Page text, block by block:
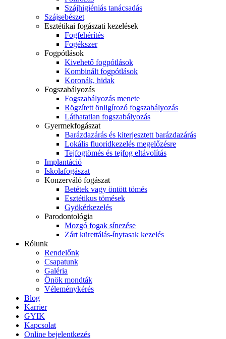
Szájhigiéniás tanácsadás
Szájsebészet
Esztétikai fogászati kezelések
Fogfehérítés
Fogékszer
Fogpótlások
Kivehető fogpótlások
Kombinált fogpótlások
Koronák, hidak
Fogszabályozás
Fogszabályozás menete
Rögzített önligírozó fogszabályozás
Láthatatlan fogszabályozás
Gyermekfogászat
Barázdazárás és kiterjesztett barázdazárás
Lokális fluoridkezelés megelőzésre
Tejfogtömés és tejfog eltávolítás
Implantáció
Iskolafogászat
Konzerváló fogászat
Betétek vagy öntött tömés
Esztétikus tömések
Gyökérkezelés
Parodontológia
Mozgó fogak sínezése
Zárt kürettálás-ínytasak kezelés
Rólunk
Rendelőnk
Csapatunk
Galéria
Önök mondták
Véleménykérés
Blog
Karrier
GYIK
Kapcsolat
Online bejelentkezés